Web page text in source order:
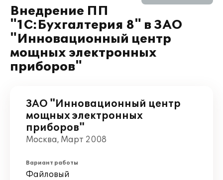
Внедрение ПП
"1С:Бухгалтерия 8" в ЗАО
"Инновационный центр
мощных электронных
приборов"
ЗАО "Инновационный центр
мощных электронных
приборов"
Москва, Март 2008
Вариант работы
Файловый